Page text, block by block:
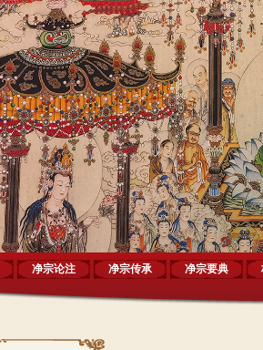
净宗论注 净宗传承 净宗要典